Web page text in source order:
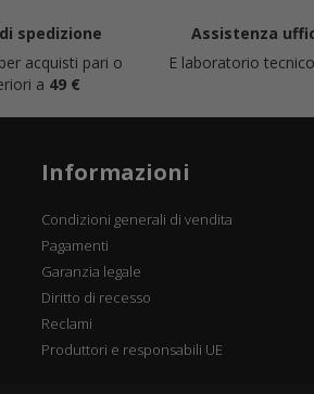
spedizione
per acquisti pari o
a 49 €
Assistenza
E laboratorio
Informazioni
Condizioni generali di vendita
Pagamenti
Garanzia legale
Diritto di recesso
Reclami
Produttori e responsabili UE